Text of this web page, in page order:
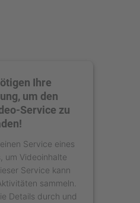
Ihre
um den
Service zu
Service eines
um Videoinhalte
Service kann
sammeln.
Details durch und